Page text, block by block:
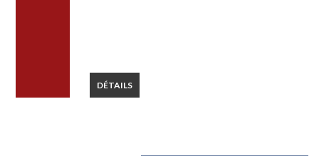
DÉTAILS